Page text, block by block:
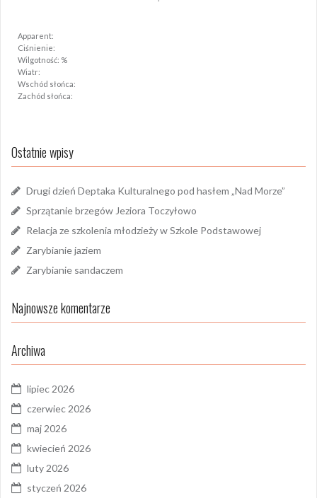
Apparent:
Ciśnienie:
Wilgotność: %
Wiatr:
Wschód słońca:
Zachód słońca:
Ostatnie wpisy
Drugi dzień Deptaka Kulturalnego pod hasłem „Nad Morze”
Sprzątanie brzegów Jeziora Toczyłowo
Relacja ze szkolenia młodzieży w Szkole Podstawowej
Zarybianie jaziem
Zarybianie sandaczem
Najnowsze komentarze
Archiwa
lipiec 2026
czerwiec 2026
maj 2026
kwiecień 2026
luty 2026
styczeń 2026